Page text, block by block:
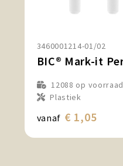
3460001214-01/02
12088 op voorraad
Plastiek
vanaf € 1,05